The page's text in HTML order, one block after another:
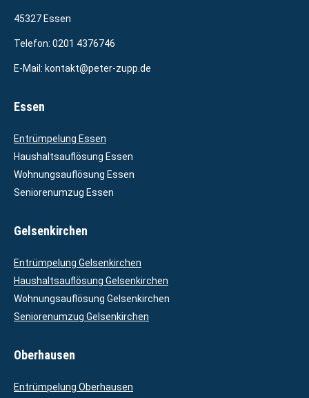
45327 Essen
Telefon: 0201 4376746
E-Mail: kontakt@peter-zupp.de
Essen
Entrümpelung Essen
Haushaltsauflösung Essen
Wohnungsauflösung Essen
Seniorenumzug Essen
Gelsenkirchen
Entrümpelung Gelsenkirchen
Haushaltsauflösung Gelsenkirchen
Wohnungsauflösung Gelsenkirchen
Seniorenumzug Gelsenkirchen
Oberhausen
Entrümpelung Oberhausen